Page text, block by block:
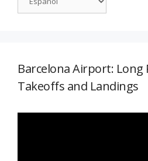
Barcelona Airport: Long
Takeoffs and Landings